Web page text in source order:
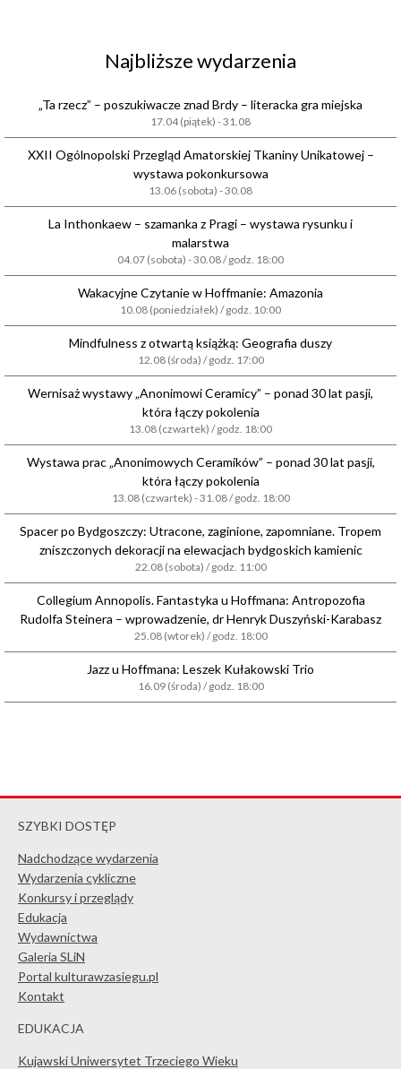
Najbliższe wydarzenia
„Ta rzecz” – poszukiwacze znad Brdy – literacka gra miejska
17.04 (piątek) - 31.08
XXII Ogólnopolski Przegląd Amatorskiej Tkaniny Unikatowej –
wystawa pokonkursowa
13.06 (sobota) - 30.08
La Inthonkaew – szamanka z Pragi – wystawa rysunku i
malarstwa
04.07 (sobota) - 30.08 / godz. 18:00
Wakacyjne Czytanie w Hoffmanie: Amazonia
10.08 (poniedziałek) / godz. 10:00
Mindfulness z otwartą książką: Geografia duszy
12.08 (środa) / godz. 17:00
Wernisaż wystawy „Anonimowi Ceramicy” – ponad 30 lat pasji,
która łączy pokolenia
13.08 (czwartek) / godz. 18:00
Wystawa prac „Anonimowych Ceramików” – ponad 30 lat pasji,
która łączy pokolenia
13.08 (czwartek) - 31.08 / godz. 18:00
Spacer po Bydgoszczy: Utracone, zaginione, zapomniane. Tropem
zniszczonych dekoracji na elewacjach bydgoskich kamienic
22.08 (sobota) / godz. 11:00
Collegium Annopolis. Fantastyka u Hoffmana: Antropozofia
Rudolfa Steinera – wprowadzenie, dr Henryk Duszyński-Karabasz
25.08 (wtorek) / godz. 18:00
Jazz u Hoffmana: Leszek Kułakowski Trio
16.09 (środa) / godz. 18:00
SZYBKI DOSTĘP
Nadchodzące wydarzenia
Wydarzenia cykliczne
Konkursy i przeglądy
Edukacja
Wydawnictwa
Galeria SLiN
Portal kulturawzasiegu.pl
Kontakt
EDUKACJA
Kujawski Uniwersytet Trzeciego Wieku